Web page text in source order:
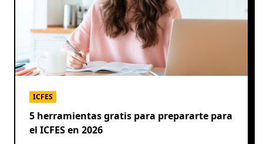
ICFES
5 herramientas gratis para prepararte para
el ICFES en 2026